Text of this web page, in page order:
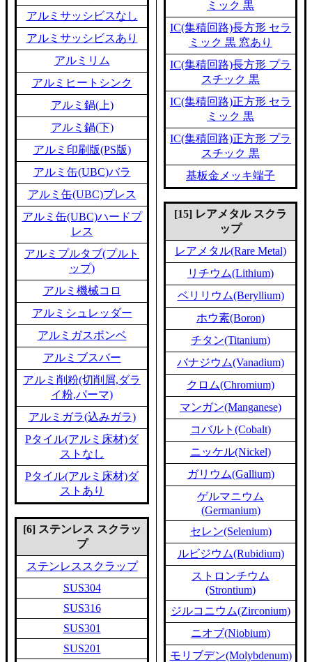
アルミサッシビスなし
アルミサッシビスあり
アルミリム
アルミヒートシンク
アルミ鍋(上)
アルミ鍋(下)
アルミ印刷版(PS版)
アルミ缶(UBC)バラ
アルミ缶(UBC)プレス
アルミ缶(UBC)ハードプ
レス
アルミプルタブ(プルト
ップ)
アルミ機械コロ
アルミシュレッダー
アルミガスボンベ
アルミブスバー
アルミ削粉(切削屑,ダラ
イ粉,パーマ)
アルミガラ(込みガラ)
Pタイル(アルミ床材)ダ
ストなし
Pタイル(アルミ床材)ダ
ストあり
[6] ステンレス スクラッ
プ
ステンレススクラップ
SUS304
SUS316
SUS301
SUS201
ミック 黒
IC(集積回路)長方形 セラ
ミック 黒 窓あり
IC(集積回路)長方形 プラ
スチック 黒
IC(集積回路)正方形 セラ
ミック 黒
IC(集積回路)正方形 プラ
スチック 黒
基板金メッキ端子
[15] レアメタル スクラ
ップ
レアメタル(Rare Metal)
リチウム(Lithium)
ベリリウム(Beryllium)
ホウ素(Boron)
チタン(Titanium)
バナジウム(Vanadium)
クロム(Chromium)
マンガン(Manganese)
コバルト(Cobalt)
ニッケル(Nickel)
ガリウム(Gallium)
ゲルマニウム
(Germanium)
セレン(Selenium)
ルビジウム(Rubidium)
ストロンチウム
(Strontium)
ジルコニウム(Zirconium)
ニオブ(Niobium)
モリブデン(Molybdenum)